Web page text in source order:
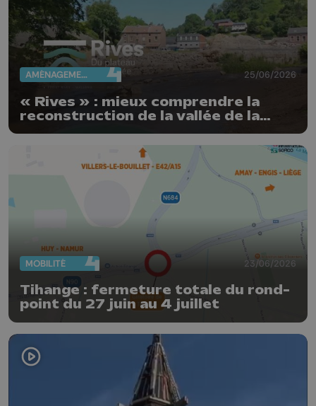
AMÉNAGEMENT DU TERRITOIRE 25/06/2026
« Rives » : mieux comprendre la
reconstruction de la vallée de la
Vesdre
MOBILITÉ 23/06/2026
Tihange : fermeture totale du rond-
point du 27 juin au 4 juillet